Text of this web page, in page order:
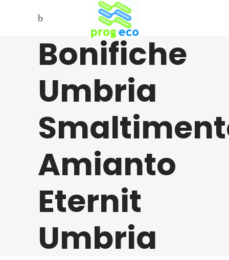
Bonifiche
Umbria
Amianto
Eternit
Umbria